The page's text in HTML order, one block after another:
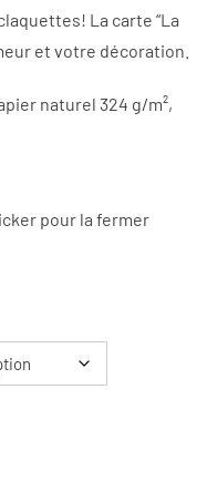
La carte “La
et votre décoration.
naturel 324 g/m²,
pour la fermer